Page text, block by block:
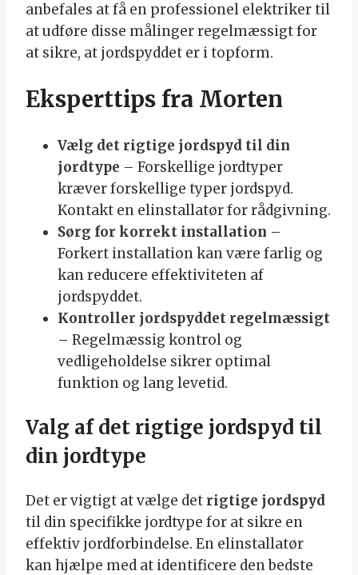
anbefales at få en professionel elektriker til
at udføre disse målinger regelmæssigt for
at sikre, at jordspyddet er i topform.
Eksperttips fra Morten
Vælg det rigtige jordspyd til din
jordtype – Forskellige jordtyper
kræver forskellige typer jordspyd.
Kontakt en elinstallatør for rådgivning.
Sørg for korrekt installation –
Forkert installation kan være farlig og
kan reducere effektiviteten af
jordspyddet.
Kontroller jordspyddet regelmæssigt
– Regelmæssig kontrol og
vedligeholdelse sikrer optimal
funktion og lang levetid.
Valg af det rigtige jordspyd til
din jordtype
Det er vigtigt at vælge det rigtige jordspyd
til din specifikke jordtype for at sikre en
effektiv jordforbindelse. En elinstallatør
kan hjælpe med at identificere den bedste